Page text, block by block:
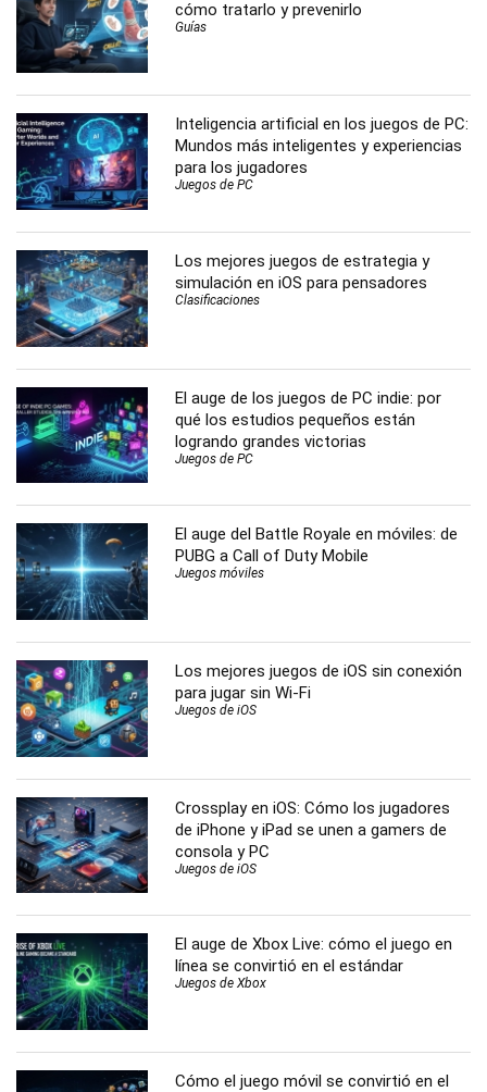
cómo tratarlo y prevenirlo
Guías
Inteligencia artificial en los juegos de PC:
Mundos más inteligentes y experiencias
para los jugadores
Juegos de PC
Los mejores juegos de estrategia y
simulación en iOS para pensadores
Clasificaciones
El auge de los juegos de PC indie: por
qué los estudios pequeños están
logrando grandes victorias
Juegos de PC
El auge del Battle Royale en móviles: de
PUBG a Call of Duty Mobile
Juegos móviles
Los mejores juegos de iOS sin conexión
para jugar sin Wi-Fi
Juegos de iOS
Crossplay en iOS: Cómo los jugadores
de iPhone y iPad se unen a gamers de
consola y PC
Juegos de iOS
El auge de Xbox Live: cómo el juego en
línea se convirtió en el estándar
Juegos de Xbox
Cómo el juego móvil se convirtió en el